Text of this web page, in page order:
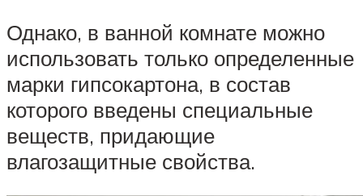
Однако, в ванной комнате можно
использовать только определенные
марки гипсокартона, в состав
которого введены специальные
веществ, придающие
влагозащитные свойства.